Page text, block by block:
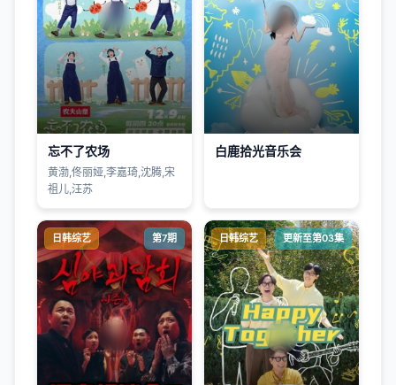
忘不了农场
黄渤,佟丽娅,李嘉琦,沈腾,宋
祖儿,汪苏
白鹿拾光音乐会
日韩综艺 第7期 日韩综艺 更新至第03集